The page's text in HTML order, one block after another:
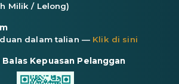
Milik / Lelong)
dalam talian — Klik di sini
Balas Kepuasan Pelanggan